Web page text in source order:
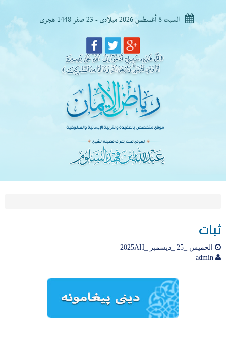
السبت 8 أغسطس 2026 ميلادى - 23 صفر 1448 هجرى
ثبات
الخميس _25 _ديسمبر _2025AH